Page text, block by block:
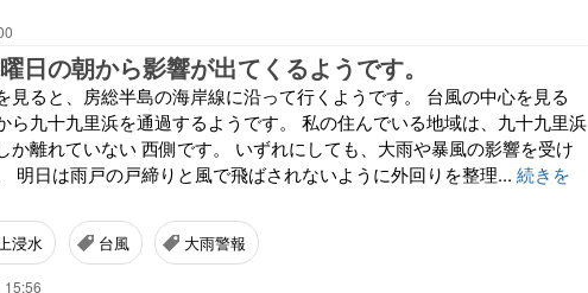
日の朝から影響が出てくるようです。
見ると、房総半島の海岸線に沿って行くようです。 台風の中心を見る
ら九十九里浜を通過するようです。 私の住んでいる地域は、九十九里浜
か離れていない 西側です。 いずれにしても、大雨や暴風の影響を受け
明日は雨戸の戸締りと風で飛ばされないように外回りを整理... 続きを
浸水 台風 大雨警報
15:56